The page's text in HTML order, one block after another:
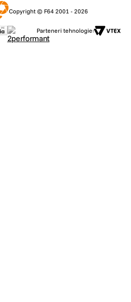
Copyright © F64 2001 - 2026
Parteneri tehnologie: